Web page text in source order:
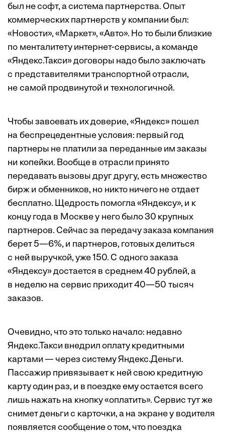
был не софт, а система партнерства. Опыт
коммерческих партнерств у компании был:
«Новости», «Маркет», «Авто». Но то были близкие
по менталитету интернет-сервисы, а команде
«Яндекс.Такси» договоры надо было заключать
с представителями транспортной отрасли,
не самой продвинутой и технологичной.
Чтобы завоевать их доверие, «Яндекс» пошел
на беспрецедентные условия: первый год
партнеры не платили за переданные им заказы
ни копейки. Вообще в отрасли принято
передавать вызовы друг другу, есть множество
бирж и обменников, но никто ничего не отдает
бесплатно. Щедрость помогла «Яндексу», и к
концу года в Москве у него было 30 крупных
партнеров. Сейчас за передачу заказа компания
берет 5—6%, и партнеров, готовых делиться
с ней выручкой, уже 150. С одного заказа
«Яндексу» достается в среднем 40 рублей, а
в неделю на сервис приходит 40—50 тысяч
заказов.
Очевидно, что это только начало: недавно
Яндекс.Такси внедрил оплату кредитными
картами — через систему Яндекс.Деньги.
Пассажир привязывает к ней свою кредитную
карту один раз, и в поездке ему остается всего
лишь нажать на кнопку «оплатить». Сервис тут же
снимет деньги с карточки, а на экране у водителя
появляется сообщение о том, что поездка